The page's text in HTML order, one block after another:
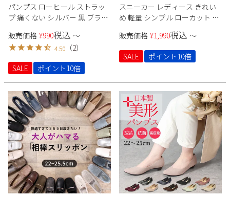
27
28 29
新規会員登録
会社概要
プライバシーポリシー
特定商取引法に基づく表示
お問い合わせ
パンプス ローヒール ストラッ
プ 痛くない シルバー 黒 ブラッ
レディース ポインテッド ヒー
ル2cm Parade 23070
販売価格 ¥990税込 〜
4.50 （2）
SALE
ポイント10倍
スニーカー レディース きれい
め 軽量 シンプル ローカット レ
ョン性 2345 Parade
販売価格 ¥1,990税込 〜
SALE ポイント10倍